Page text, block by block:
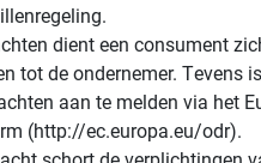
dient een consument
tot de ondernemer. Tevens
aan te melden via het
(http://ec.europa.eu/odr).